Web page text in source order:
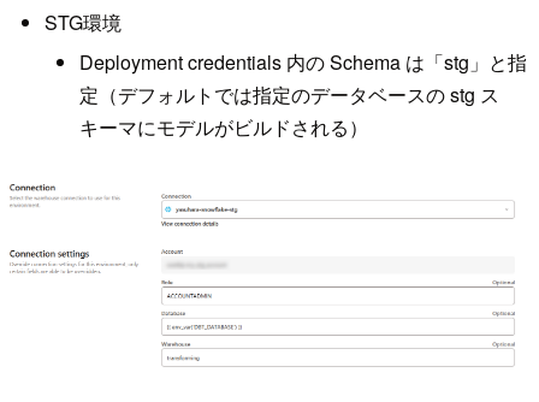
STG環境
Deployment credentials 内の Schema は「stg」と指
定（デフォルトでは指定のデータベースの stg ス
キーマにモデルがビルドされる）